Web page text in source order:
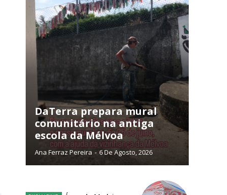
DaTerra prepara mural
comunitário na antiga
escola da Mélvoa
Ana Ferraz Pereira - 6 De Agosto, 2026